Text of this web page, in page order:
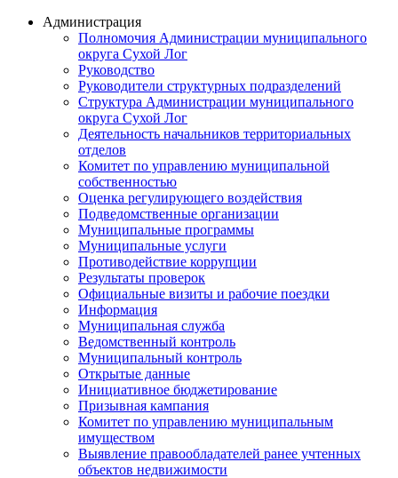
Администрация
Полномочия Администрации муниципального
округа Сухой Лог
Руководство
Руководители структурных подразделений
Структура Администрации муниципального
округа Сухой Лог
Деятельность начальников территориальных
отделов
Комитет по управлению муниципальной
собственностью
Оценка регулирующего воздействия
Подведомственные организации
Муниципальные программы
Муниципальные услуги
Противодействие коррупции
Результаты проверок
Официальные визиты и рабочие поездки
Информация
Муниципальная служба
Ведомственный контроль
Муниципальный контроль
Открытые данные
Инициативное бюджетирование
Призывная кампания
Комитет по управлению муниципальным
имуществом
Выявление правообладателей ранее учтенных
объектов недвижимости